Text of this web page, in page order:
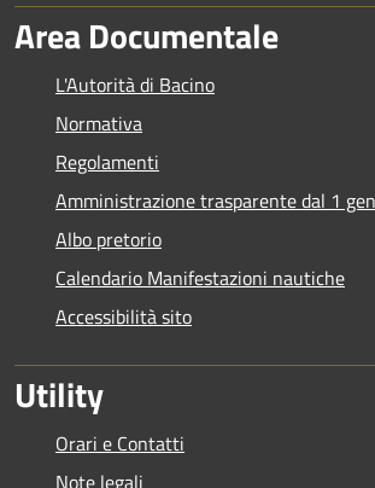
Area Documentale
L'Autorità di Bacino
Normativa
Regolamenti
Amministrazione trasparente dal 1
Albo pretorio
Calendario Manifestazioni nautiche
Accessibilità sito
Utility
Orari e Contatti